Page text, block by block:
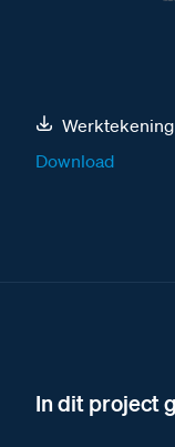
Werktekening
Download
In dit project